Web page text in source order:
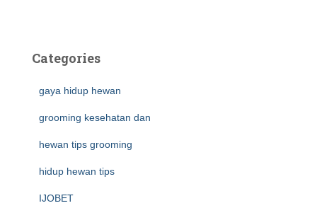
Categories
gaya hidup hewan
grooming kesehatan dan
hewan tips grooming
hidup hewan tips
IJOBET